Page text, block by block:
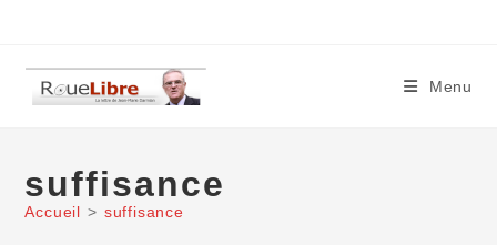
content
Menu
suffisance
Accueil > suffisance